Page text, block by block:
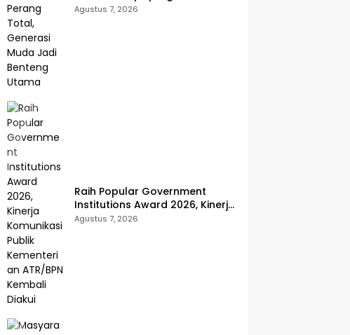
Perang Total, Generasi Muda
Agustus 7, 2026
Raih Popular Government
Institutions Award 2026, Kinerja
Komunikasi Publik Kementerian
Agustus 7, 2026